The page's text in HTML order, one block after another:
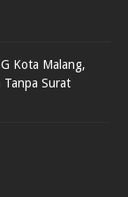
Kota Malang,
Tanpa Surat